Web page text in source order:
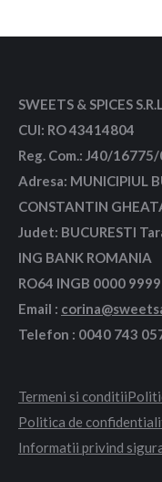
SWEETS & SPICES
CUI: RO 43414804
Reg. Com.: J40/
Adresa: MUNICIPIUL
CONSTANTIN
Judet: BUCURESTI
ING BANK ROMANIA
RO64 INGB 0000
Email :
Telefon : 0040 743
Termeni si conditii
Politica de
Informatii privind